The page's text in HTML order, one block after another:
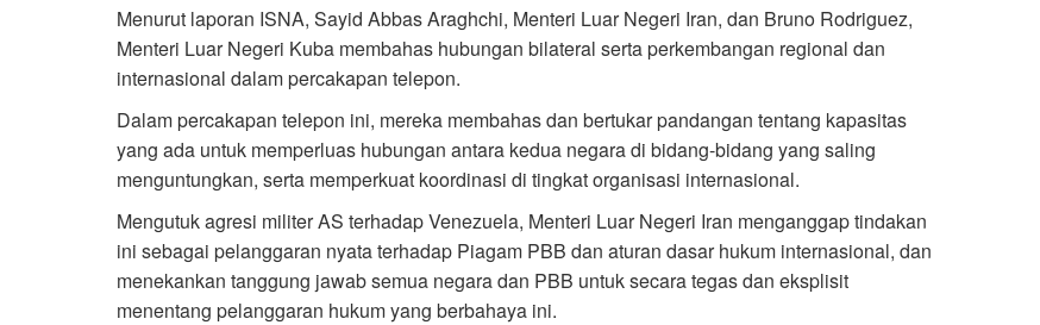
Menurut laporan ISNA, Sayid Abbas Araghchi, Menteri Luar Negeri Iran, dan Bruno Rodriguez,
Menteri Luar Negeri Kuba membahas hubungan bilateral serta perkembangan regional dan
internasional dalam percakapan telepon.
Dalam percakapan telepon ini, mereka membahas dan bertukar pandangan tentang kapasitas
yang ada untuk memperluas hubungan antara kedua negara di bidang-bidang yang saling
menguntungkan, serta memperkuat koordinasi di tingkat organisasi internasional.
Mengutuk agresi militer AS terhadap Venezuela, Menteri Luar Negeri Iran menganggap tindakan
ini sebagai pelanggaran nyata terhadap Piagam PBB dan aturan dasar hukum internasional, dan
menekankan tanggung jawab semua negara dan PBB untuk secara tegas dan eksplisit
menentang pelanggaran hukum yang berbahaya ini.